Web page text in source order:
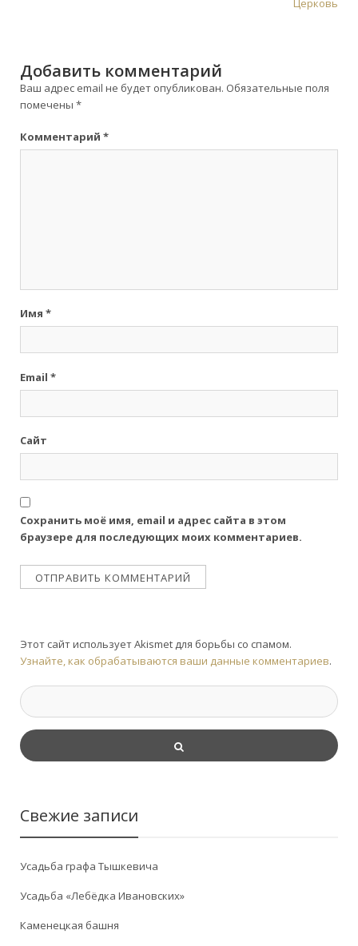
Церковь
Добавить комментарий
Ваш адрес email не будет опубликован. Обязательные поля
помечены *
Комментарий *
Имя *
Email *
Сайт
Сохранить моё имя, email и адрес сайта в этом
браузере для последующих моих комментариев.
Этот сайт использует Akismet для борьбы со спамом.
Узнайте, как обрабатываются ваши данные комментариев.
Свежие записи
Усадьба графа Тышкевича
Усадьба «Лебёдка Ивановских»
Каменецкая башня